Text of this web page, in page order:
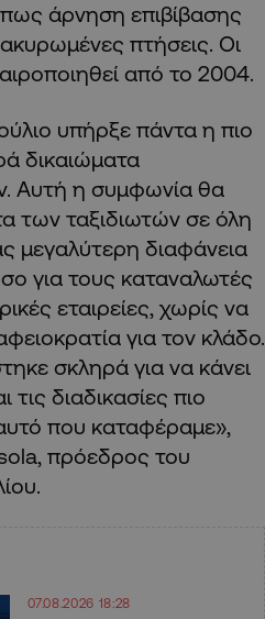
άρνηση επιβίβασης
πτήσεις. Οι
από το 2004.
υπήρξε πάντα η πιο
δικαιώματα
Αυτή η συμφωνία θα
των ταξιδιωτών σε όλη
μεγαλύτερη διαφάνεια
για τους καταναλωτές
εταιρείες, χωρίς να
για τον κλάδο.
σκληρά για να κάνει
τις διαδικασίες πιο
που καταφέραμε»,
πρόεδρος του
07.08.2026 18:28